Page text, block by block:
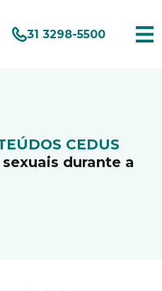
31 3298-5500
CEDUS
durante a